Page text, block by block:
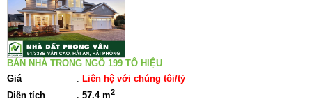
BÁN NHÀ TRONG NGÕ 199 TÔ HIỆU
Giá
: Liên hệ với chúng tôi/tỷ
Diện tích
: 57.4 m2